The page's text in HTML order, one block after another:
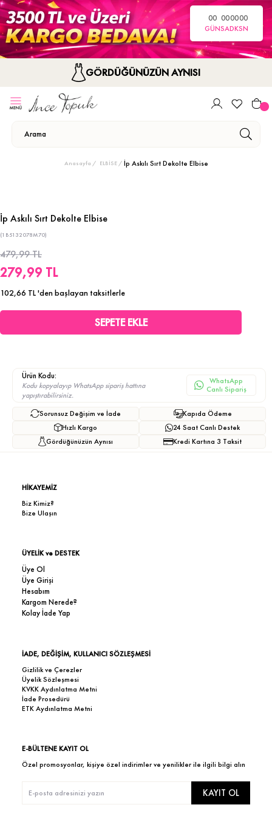
00
GÜN
00
SA
00
DK
00
SN
GÖRDÜĞÜNÜZÜN AYNISI
Anasayfa ELBİSE İp Askılı Sırt Dekolte Elbise
İp Askılı Sırt Dekolte Elbise
(1B5132078M70)
479,99 TL
279,99 TL
102,66 TL'den başlayan taksitlerle
Ürün Kodu:
Kodu kopyalayıp WhatsApp sipariş hattına
yapıştırabilirsiniz.
WhatsApp
Canlı Sipariş
Sorunsuz Değişim ve İade
Hızlı Kargo
Gördüğünüzün Aynısı
Kapıda Ödeme
24 Saat Canlı Destek
Kredi Kartına 3 Taksit
HİKAYEMİZ
Biz Kimiz?
Bize Ulaşın
ÜYELİK ve DESTEK
Üye Ol
Üye Girişi
Hesabım
Kargom Nerede?
Kolay İade Yap
İADE, DEĞİŞİM, KULLANICI SÖZLEŞMESİ
Gizlilik ve Çerezler
Üyelik Sözleşmesi
KVKK Aydınlatma Metni
İade Prosedürü
ETK Aydınlatma Metni
E-BÜLTENE KAYIT OL
Özel promosyonlar, kişiye özel indirimler ve yenilikler ile ilgili bilgi alın
KAYIT OL